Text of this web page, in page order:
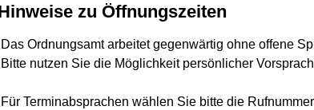
zu Öffnungszeiten
Das Ordnungsamt arbeitet gegenwärtig ohne offene
Bitte nutzen Sie die Möglichkeit persönlicher
Für Terminabsprachen wählen Sie bitte die